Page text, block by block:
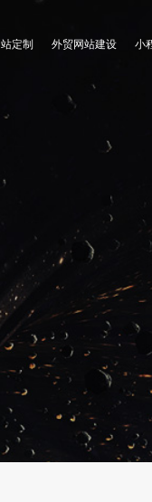
定制 外贸网站建设 小